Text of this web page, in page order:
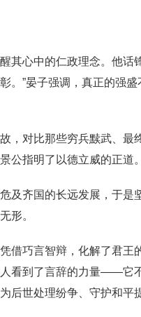
心中的仁政理念。他话
。”晏子强调，真正的强
，对比那些穷兵黩武、最
公指明了以德立威的正道。
及齐国的长远发展，于是
形。
借巧言智辩，化解了君王
看到了言辞的力量——它
后世处理纷争、守护和平